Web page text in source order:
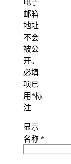
电子
邮箱
地址
不会
被公
开。
必填
项已
用 *标
注
显示
名称 *